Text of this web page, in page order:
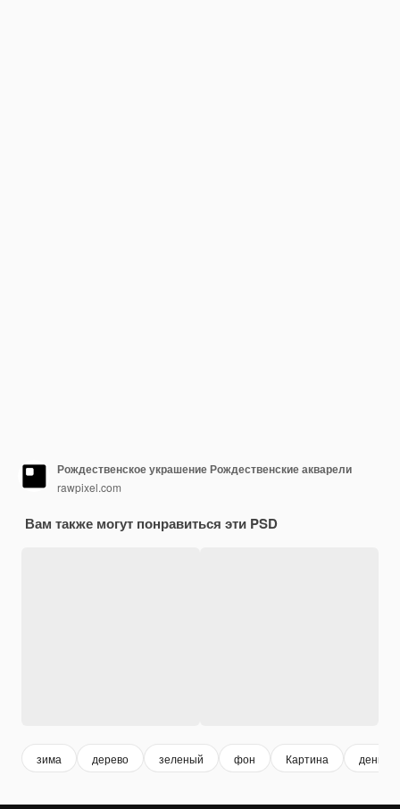
Рождественское украшение Рождественские акварели
rawpixel.com
Вам также могут понравиться эти PSD
зима дерево зеленый фон Картина день